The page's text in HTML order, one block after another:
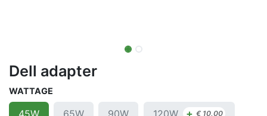
Dell adapter
WATTAGE
45W 65W 90W 120W + € 10,00